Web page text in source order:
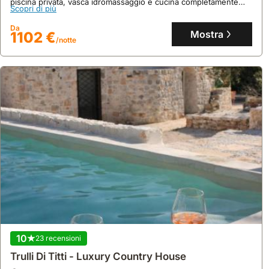
attrezzata, ospitando fino a 15 persone.
Scopri di più
Da
1102 €/notte Mostra
10 23 recensioni
Trulli Di Titti - Luxury Country House